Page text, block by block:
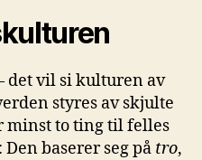
det vil si kulturen av
styres av skjulte
minst to ting til felles
baserer seg på tro,